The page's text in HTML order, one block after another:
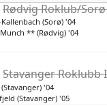
Rødvig Roklub/
(Sorø) '04
** (Rødvig) '04
Stavanger Roklubb I
'04
(Stavanger) '05